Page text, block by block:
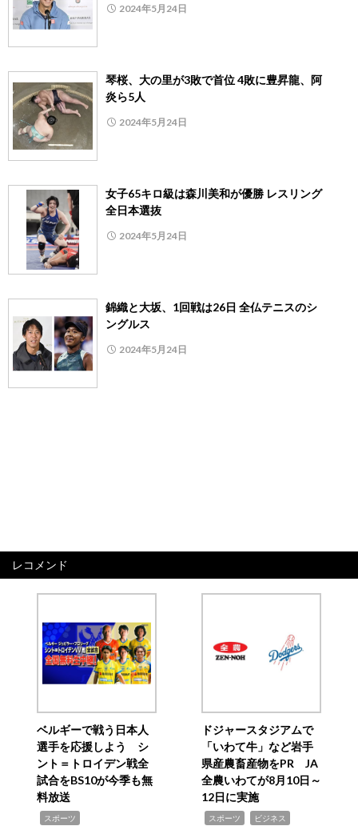
2024年5月24日
琴桜、大の里が3敗で首位 4敗に豊昇龍、阿
炎ら5人
2024年5月24日
女子65キロ級は森川美和が優勝 レスリング
全日本選抜
2024年5月24日
錦織と大坂、1回戦は26日 全仏テニスのシ
ングルス
2024年5月24日
レコメンド
ベルギーで戦う日本人
選手を応援しよう シ
ント＝トロイデン戦全
試合をBS10が今季も無
料放送
スポーツ
ドジャースタジアムで
「いわて牛」など岩手
県産農畜産物をPR JA
全農いわてが8月10日～
12日に実施
スポーツ ビジネス